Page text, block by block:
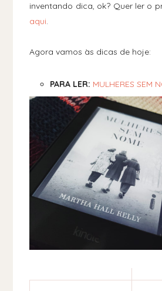
inventando dica, ok? Quer ler o
aqui.
Agora vamos às dicas de hoje:
PARA LER: MULHERES SEM